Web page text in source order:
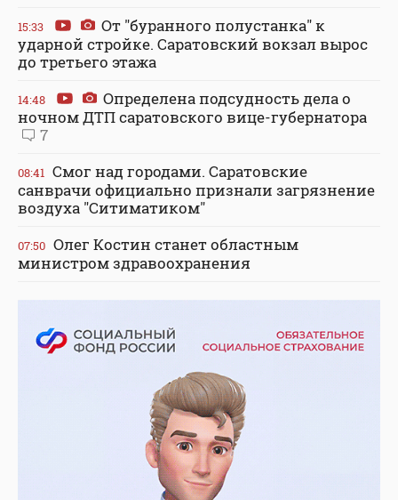
15:33
От "буранного полустанка" к
ударной стройке. Саратовский вокзал вырос
до третьего этажа
14:48
Определена подсудность дела о
ночном ДТП саратовского вице-губернатора
7
08:41 Смог над городами. Саратовские
санврачи официально признали загрязнение
воздуха "Ситиматиком"
07:50 Олег Костин станет областным
министром здравоохранения